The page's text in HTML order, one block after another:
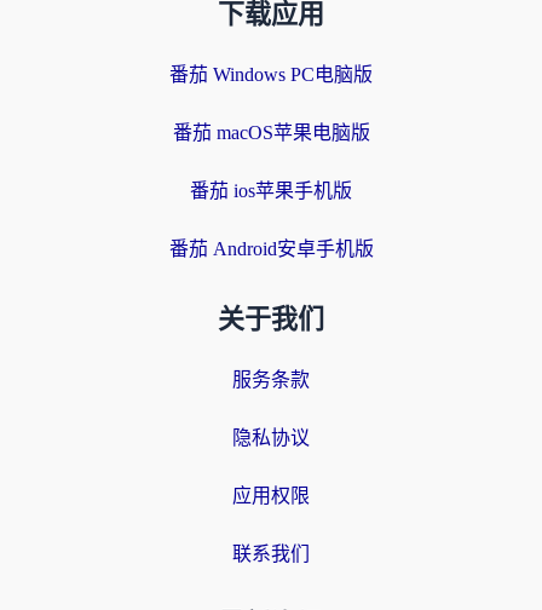
下载应用
番茄 Windows PC电脑版
番茄 macOS苹果电脑版
番茄 ios苹果手机版
番茄 Android安卓手机版
关于我们
服务条款
隐私协议
应用权限
联系我们